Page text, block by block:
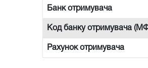
Банк отримувача
Код банку отримувача
Рахунок отримувача